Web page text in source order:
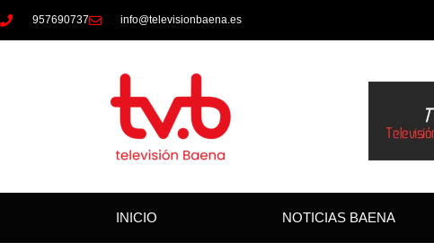
957690737 info@televisionbaena.es
INICIO NOTICIAS BAENA